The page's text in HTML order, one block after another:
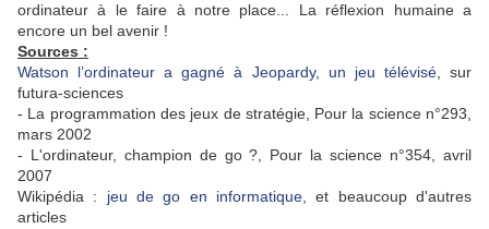
ordinateur à le faire à notre place... La réflexion humaine a
encore un bel avenir !
Sources :
Watson l’ordinateur a gagné à Jeopardy, un jeu télévisé, sur
futura-sciences
- La programmation des jeux de stratégie, Pour la science n°293,
mars 2002
- L'ordinateur, champion de go ?, Pour la science n°354, avril
2007
Wikipédia : jeu de go en informatique , et beaucoup d'autres
articles